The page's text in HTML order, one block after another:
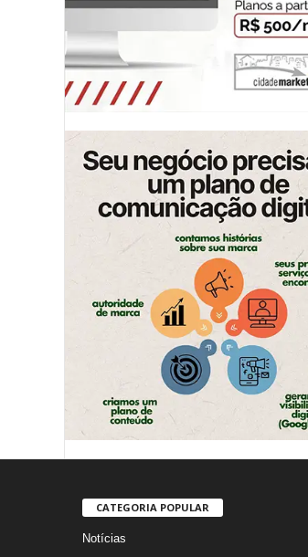
CATEGORIA POPULAR
Notícias